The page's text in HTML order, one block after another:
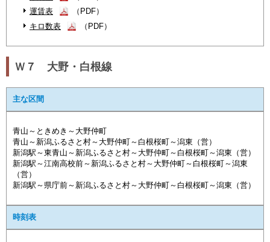
運賃表
（PDF）
キロ数表
（PDF）
Ｗ７ 大野・白根線
主な区間
青山～ときめき～大野仲町
青山～新潟ふるさと村～大野仲町～白根桜町～潟東（営）
新潟駅～東青山～新潟ふるさと村～大野仲町～白根桜町～潟東（営）
新潟駅～江南高校前～新潟ふるさと村～大野仲町～白根桜町～潟東
（営）
新潟駅～県庁前～新潟ふるさと村～大野仲町～白根桜町～潟東（営）
時刻表